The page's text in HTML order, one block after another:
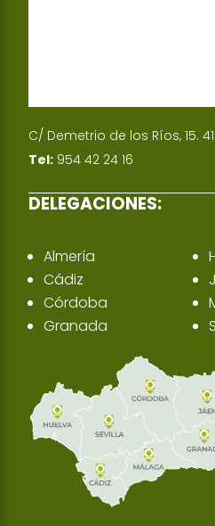
C/ Demetrio de los Ríos, 15.
Tel: 954 42 24 16
DELEGACIONES:
Almería
Cádiz
Córdoba
Granada